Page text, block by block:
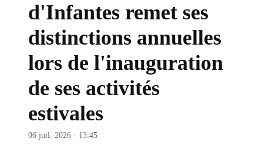
d'Infantes remet ses
distinctions annuelles
lors de l'inauguration
de ses activités
estivales
06 juil. 2026 · 13:45